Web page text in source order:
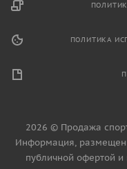
ПОЛИТИКА
2026 © Продажа
Информация,
публичной офертой и